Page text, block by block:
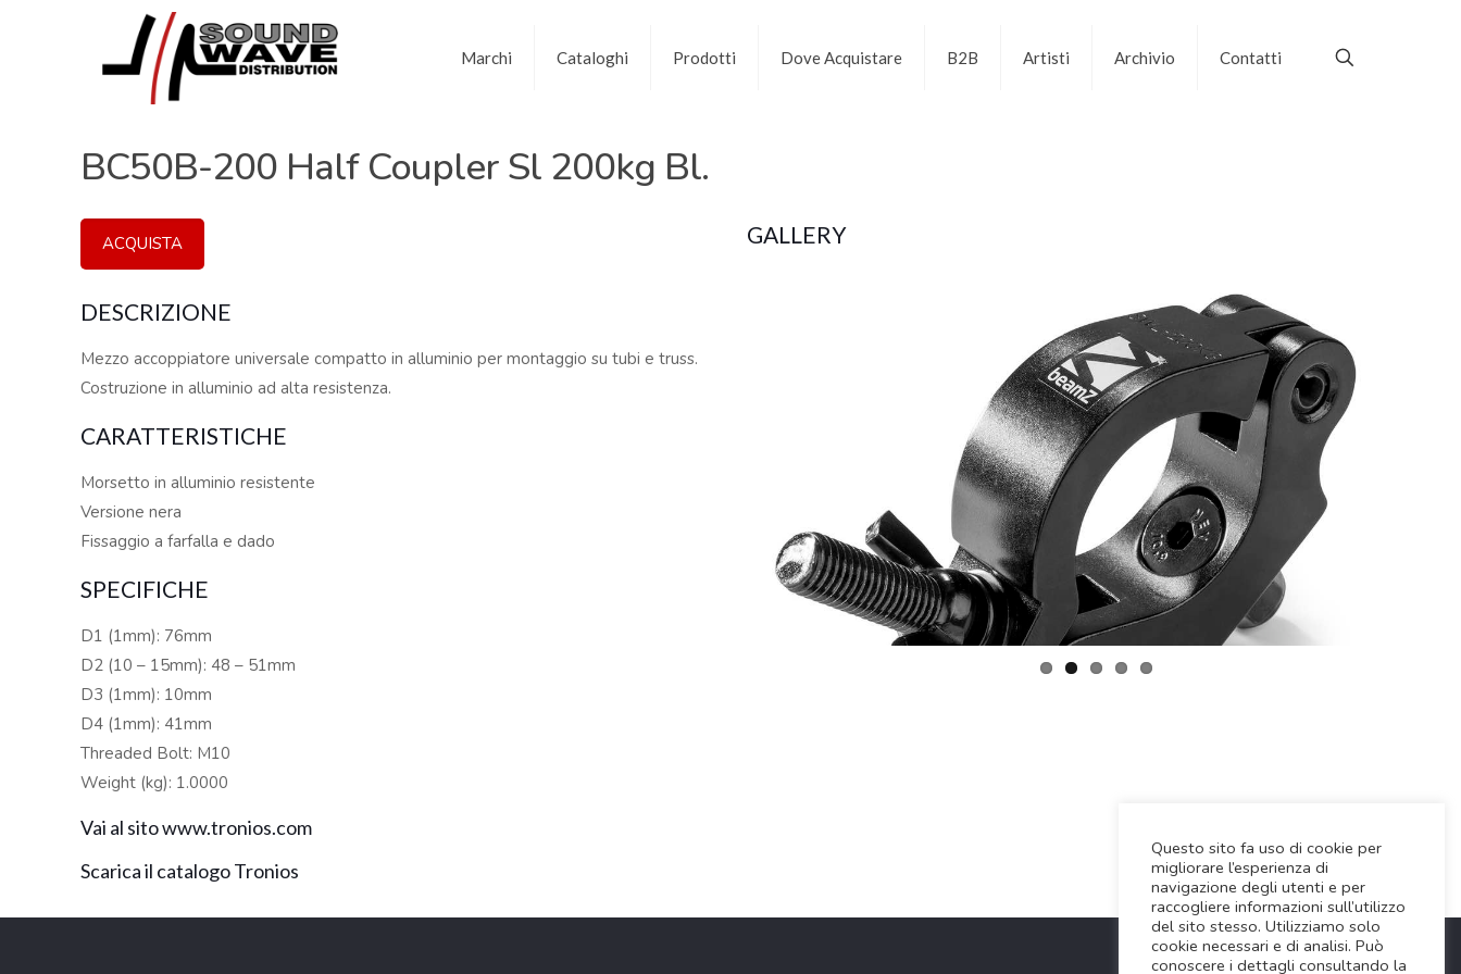
Marchi Cataloghi Prodotti Dove Acquistare B2B Artisti Archivio Contatti
BC50B-200 Half Coupler Sl 200kg Bl.
ACQUISTA
DESCRIZIONE
Mezzo accoppiatore universale compatto in alluminio per montaggio su tubi e truss.
Costruzione in alluminio ad alta resistenza.
CARATTERISTICHE
Morsetto in alluminio resistente
Versione nera
Fissaggio a farfalla e dado
SPECIFICHE
D1 (1mm): 76mm
D2 (10 – 15mm): 48 – 51mm
D3 (1mm): 10mm
D4 (1mm): 41mm
Threaded Bolt: M10
Weight (kg): 1.0000
Vai al sito www.tronios.com
Scarica il catalogo Tronios
GALLERY
Questo sito fa uso di cookie per
migliorare l’esperienza di
navigazione degli utenti e per
raccogliere informazioni sull’utilizzo
del sito stesso. Utilizziamo solo
cookie necessari e di analisi. Può
conoscere i dettagli consultando la